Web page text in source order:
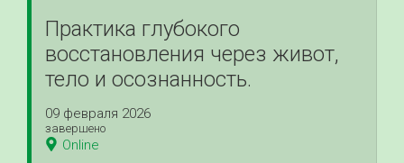
Практика глубокого
восстановления через живот,
тело и осознанность.
09 февраля 2026
завершено
Online